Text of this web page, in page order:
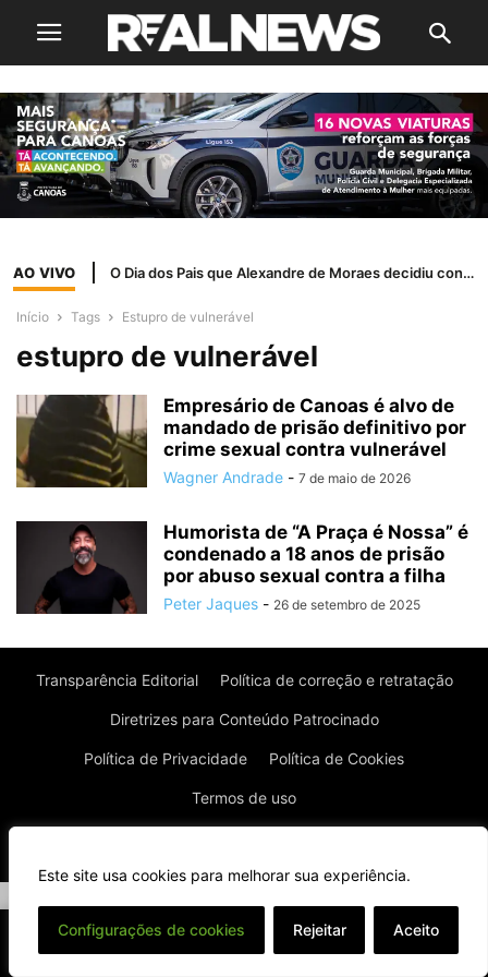
Este site usa cookies para melhorar sua experiência.
Configurações de cookies Rejeitar Aceito
AO VIVO O Dia dos Pais que Alexandre de Moraes decidiu confiscar
Início Tags Estupro de vulnerável
estupro de vulnerável
Empresário de Canoas é alvo de
mandado de prisão definitivo por
crime sexual contra vulnerável
Wagner Andrade - 7 de maio de 2026
Humorista de “A Praça é Nossa” é
condenado a 18 anos de prisão
por abuso sexual contra a filha
Peter Jaques - 26 de setembro de 2025
Transparência Editorial Política de correção e retratação
Diretrizes para Conteúdo Patrocinado
Política de Privacidade Política de Cookies
Termos de uso